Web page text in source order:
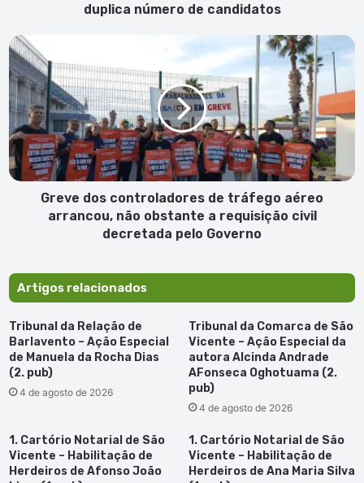
S.
Vicente
duplica
número
de
candidatos
duplica número de candidatos
Greve
dos
controladores
de
tráfego
aéreo
arrancou,
não
obstante
requisição
Governo
Greve dos controladores de tráfego aéreo
arrancou, não obstante a requisição civil
decretada pelo Governo
Artigos relacionados
Tribunal da Relação de
Barlavento – Ação Especial
de Manuela da Rocha Dias
(2. pub)
4 de agosto de 2026
Tribunal da Comarca de São
Vicente – Ação Especial da
autora Alcinda Andrade
AFonseca Oghotuama (2.
pub)
4 de agosto de 2026
1. Cartório Notarial de São
Vicente – Habilitação de
Herdeiros de Afonso João
1. Cartório Notarial de São
Vicente – Habilitação de
Herdeiros de Ana Maria Silva